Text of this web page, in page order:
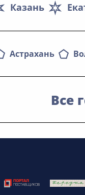
Казань
Астрахань
Все